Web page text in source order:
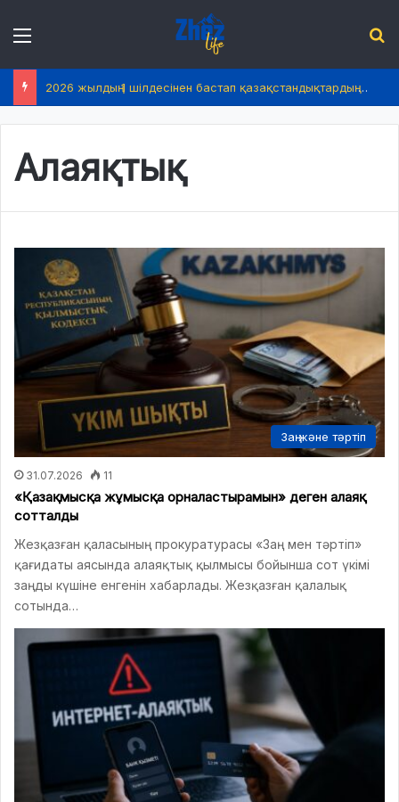
2026 жылдың 1 шілдесінен бастап қазақстандықтардың өмірінде не өзгереді?
Алаяқтық
Заң және тәртіп
31.07.2026 11
«Қазақмысқа жұмысқа орналастырамын» деген алаяқ
сотталды
Жезқазған қаласының прокуратурасы «Заң мен тәртіп»
қағидаты аясында алаяқтық қылмысы бойынша сот үкімі
заңды күшіне енгенін хабарлады. Жезқазған қалалық
сотында…